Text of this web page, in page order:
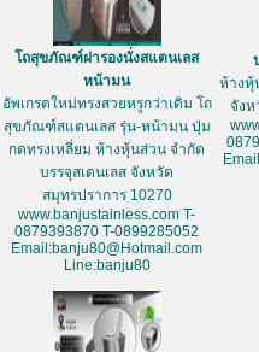
โถสุขภัณฑ์ฝารองนั่งสแตนเลส
หน้ามน
อัพเกรดใหม่ทรงสวยหรูกว่าเดิม โถ
สุขภัณฑ์สแตนเลส รุ่น-หน้ามน ปุ่ม
กดทรงเหลี่ยม ห้างหุ้นส่วน จำกัด
บรรจุสเตนเลส จังหวัด
สมุทรปราการ 10270
www.banjustainless.com T-
0879393870 T-0899285052
Email:banju80@Hotmail.com
Line:banju80
ห้างหุ้
จังห